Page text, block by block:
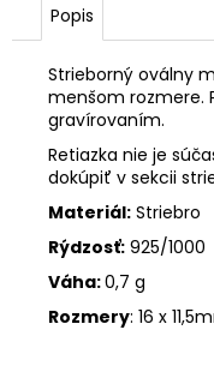
Popis
Strieborný oválny
menšom rozmere.
gravírovaním.
Retiazka nie je
dokúpiť v sekcii
Materiál: Striebro
Rýdzosť: 925/1000
Váha:0,7 g
Rozmery: 16 x